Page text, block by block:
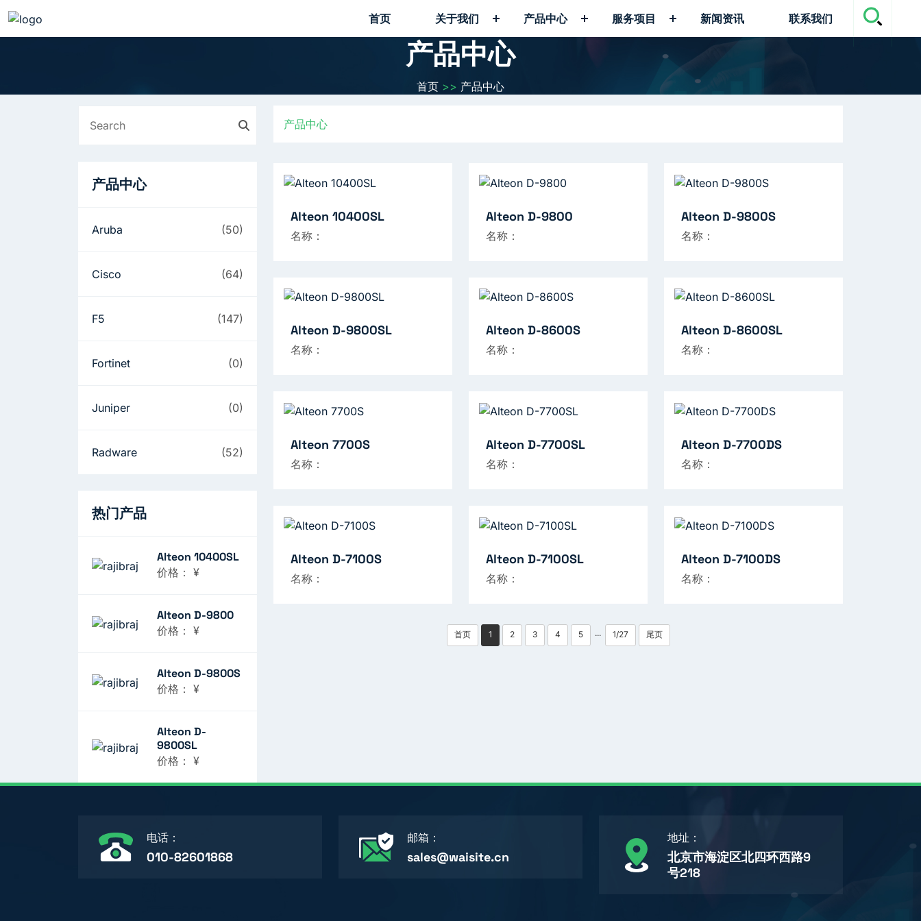
首页 关于我们 产品中心 服务项目 新闻资讯 联系我们
产品中心
首页 >> 产品中心
产品中心
Alteon 10400SL
名称：
Alteon D-9800
名称：
Alteon D-9800S
名称：
Alteon D-9800SL
名称：
Alteon D-8600S
名称：
Alteon D-8600SL
名称：
Alteon 7700S
名称：
Alteon D-7700SL
名称：
Alteon D-7700DS
名称：
Alteon D-7100S
名称：
Alteon D-7100SL
名称：
Alteon D-7100DS
名称：
首页 1 2 3 4 5 ··· 1/27 尾页
产品中心
Aruba (50)
Cisco (64)
F5 (147)
Fortinet (0)
Juniper (0)
Radware (52)
热门产品
Alteon 10400SL
价格： ¥
Alteon D-9800
价格： ¥
Alteon D-9800S
价格： ¥
Alteon D-
9800SL
价格： ¥
电话：
010-82601868
邮箱：
sales@waisite.cn
地址：
北京市海淀区北四环西路9
号218